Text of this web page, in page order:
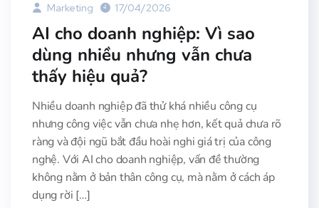
Marketing 17/04/2026
AI cho doanh nghiệp: Vì sao
dùng nhiều nhưng vẫn chưa
thấy hiệu quả?
Nhiều doanh nghiệp đã thử khá nhiều công cụ
nhưng công việc vẫn chưa nhẹ hơn, kết quả chưa rõ
ràng và đội ngũ bắt đầu hoài nghi giá trị của công
nghệ. Với AI cho doanh nghiệp, vấn đề thường
không nằm ở bản thân công cụ, mà nằm ở cách áp
dụng rời […]